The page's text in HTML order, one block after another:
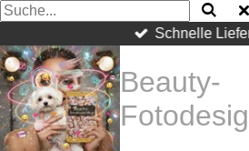
Schnelle
Beauty-